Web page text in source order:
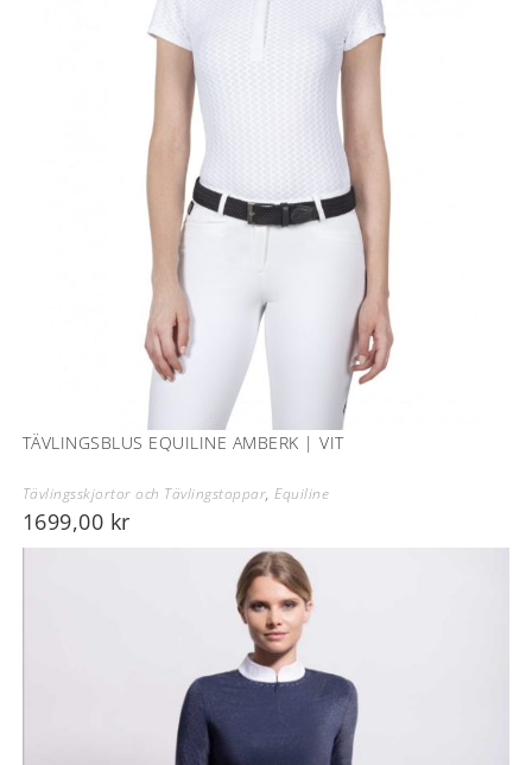
TÄVLINGSBLUS EQUILINE AMBERK | VIT
Tävlingsskjortor och Tävlingstoppar,Equiline
1699,00 kr